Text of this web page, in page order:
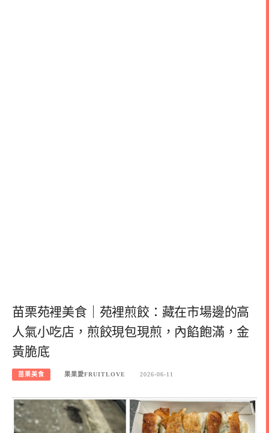
苗栗苑裡美食｜苑裡煎餃：藏在市場邊的高
人氣小吃店，煎餃現包現煎，內餡飽滿，金
黃脆底
苗栗美食 果果愛FRUITLOVE 2026-06-11